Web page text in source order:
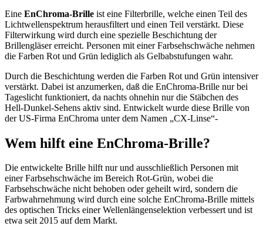
Eine EnChroma-Brille ist eine Filterbrille, welche einen Teil des
Lichtwellenspektrum herausfiltert und einen Teil verstärkt. Diese
Filterwirkung wird durch eine spezielle Beschichtung der
Brillengläser erreicht. Personen mit einer Farbsehschwäche nehmen
die Farben Rot und Grün lediglich als Gelbabstufungen wahr.
Durch die Beschichtung werden die Farben Rot und Grün intensiver
verstärkt. Dabei ist anzumerken, daß die EnChroma-Brille nur bei
Tageslicht funktioniert, da nachts ohnehin nur die Stäbchen des
Hell-Dunkel-Sehens aktiv sind. Entwickelt wurde diese Brille von
der US-Firma EnChroma unter dem Namen „CX-Linse“-
Wem hilft eine EnChroma-Brille?
Die entwickelte Brille hilft nur und ausschließlich Personen mit
einer Farbsehschwäche im Bereich Rot-Grün, wobei die
Farbsehschwäche nicht behoben oder geheilt wird, sondern die
Farbwahrnehmung wird durch eine solche EnChroma-Brille mittels
des optischen Tricks einer Wellenlängenselektion verbessert und ist
etwa seit 2015 auf dem Markt.